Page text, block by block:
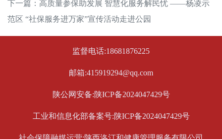
下一篇： 高质量参保助发展 智慧化服务解民忧 ——杨凌示
范区 “社保服务进万家”宣传活动走进公园
监督电话:18681876225
邮箱:415919294@qq.com
陕公网安备:陕ICP备2024047429号
工业和信息化部备案号:陕ICP备2024047429号